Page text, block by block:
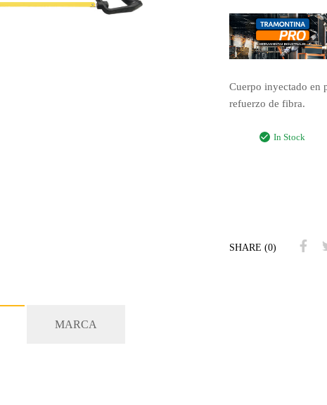
Cuerpo inyectado en
refuerzo de fibra.
In Stock
SHARE (0)
MARCA